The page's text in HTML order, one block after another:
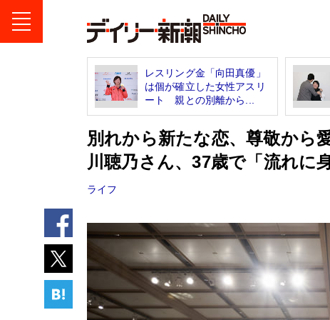
レスリング金「向田真優」
は個が確立した女性アスリ
ート 親との別離から...
別れから新たな恋、尊敬から
川聴乃さん、37歳で「流れに
ライフ